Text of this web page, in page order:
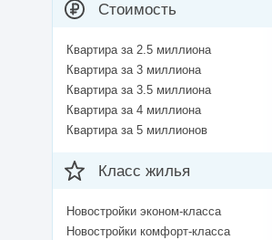
Стоимость
Квартира за 2.5 миллиона
Квартира за 3 миллиона
Квартира за 3.5 миллиона
Квартира за 4 миллиона
Квартира за 5 миллионов
Класс жилья
Новостройки эконом-класса
Новостройки комфорт-класса